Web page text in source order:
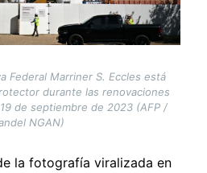
Federal Marriner S. Eccles está
durante las renovaciones
de septiembre de 2023 (AFP /
NGAN)
la fotografía viralizada en